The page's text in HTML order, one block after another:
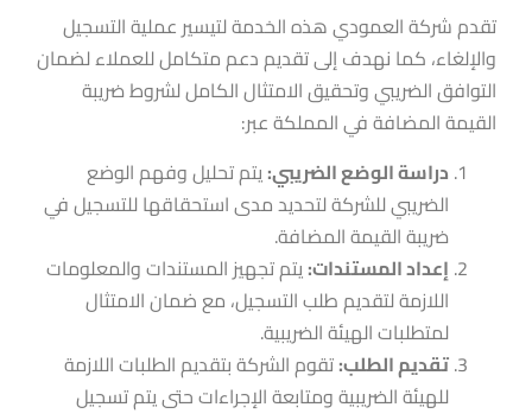
تقدم شركة العمودي هذه الخدمة لتيسير عملية التسجيل
والإلغاء، كما نهدف إلى تقديم دعم متكامل للعملاء لضمان
التوافق الضريبي وتحقيق الامتثال الكامل لشروط ضريبة
القيمة المضافة في المملكة عبر:
دراسة الوضع الضريبي:يتم تحليل وفهم الوضع
الضريبي للشركة لتحديد مدى استحقاقها للتسجيل في
ضريبة القيمة المضافة.
إعداد المستندات:يتم تجهيز المستندات والمعلومات
اللازمة لتقديم طلب التسجيل، مع ضمان الامتثال
لمتطلبات الهيئة الضريبية.
تقديم الطلب:تقوم الشركة بتقديم الطلبات اللازمة
للهيئة الضريبية ومتابعة الإجراءات حتى يتم تسجيل